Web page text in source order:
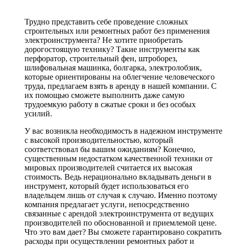
Трудно представить себе проведение сложных
строительных или ремонтных работ без применения
электроинструмента? Не хотите приобретать
дорогостоящую технику? Такие инструменты как
перфоратор, строительный фен, штроборез,
шлифовальная машинка, болгарка, электролобзик,
которые ориентированы на облегчение человеческого
труда, предлагаем взять в аренду в нашей компании. С
их помощью сможете выполнить даже самую
трудоемкую работу в сжатые сроки и без особых
усилий.
У вас возникла необходимость в надежном инструменте
с высокой производительностью, который
соответствовал бы вашим ожиданиям? Конечно,
существенным недостатком качественной техники от
мировых производителей считается их высокая
стоимость. Ведь нерационально вкладывать деньги в
инструмент, который будет использоваться его
владельцем лишь от случая к случаю. Именно поэтому
компания предлагает услуги, непосредственно
связанные с арендой электроинструмента от ведущих
производителей по обоснованной и приемлемой цене.
Что это вам дает? Вы сможете гарантировано сократить
расходы при осуществлении ремонтных работ и